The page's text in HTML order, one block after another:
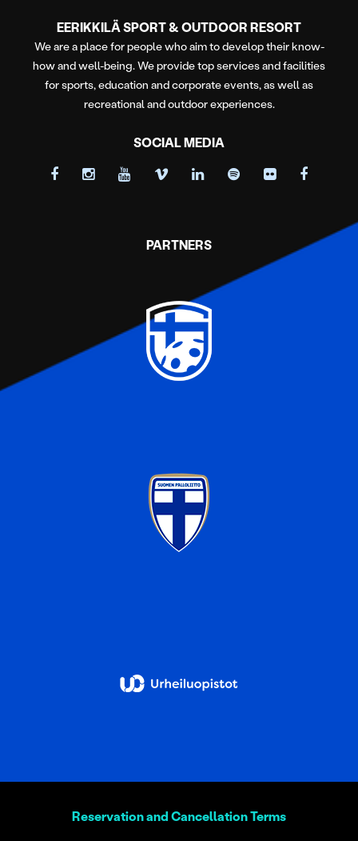
EERIKKILÄ SPORT & OUTDOOR RESORT
We are a place for people who aim to develop their know-
how and well-being. We provide top services and facilities
for sports, education and corporate events, as well as
recreational and outdoor experiences.
SOCIAL MEDIA
PARTNERS
Reservation and Cancellation Terms